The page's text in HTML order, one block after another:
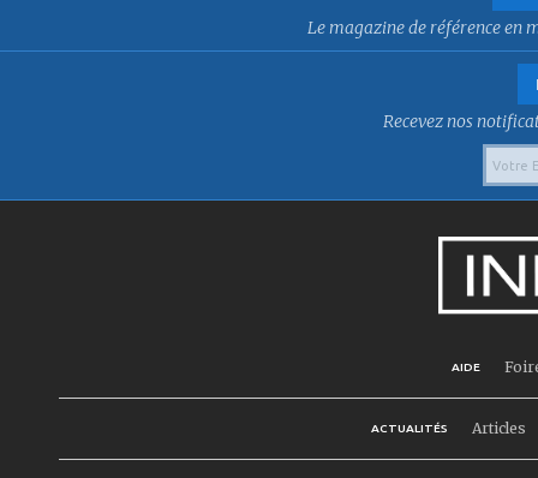
Le magazine de référence en
Recevez nos
AIDE
ACTUALITÉS Articles